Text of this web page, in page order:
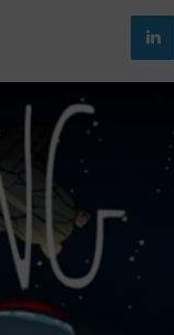
لینکدین